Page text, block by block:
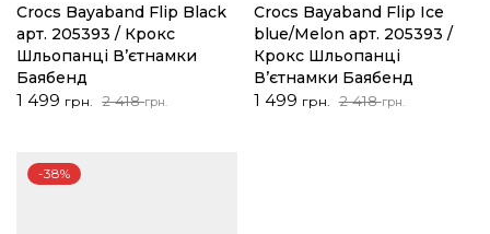
Crocs Bayaband Flip Black
арт. 205393 / Крокс
Шльопанці В’єтнамки
Баябенд
2 418грн.
Оригінальна
418 грн..
1 499 грн.
Поточна
499 грн..
Crocs Bayaband Flip Ice
blue/Melon арт. 205393 /
Крокс Шльопанці
В’єтнамки Баябенд
2 418грн.
Оригінальна
1 499 грн.
Поточна
-38%